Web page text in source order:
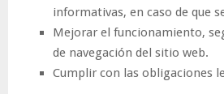
informativas, en caso de que
Mejorar el funcionamiento,
de navegación del sitio web.
Cumplir con las obligaciones